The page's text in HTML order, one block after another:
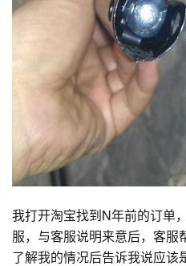
我打开淘宝找到N年前的订单
服，与客服说明来意后，客服
了解我的情况后告诉我说应该